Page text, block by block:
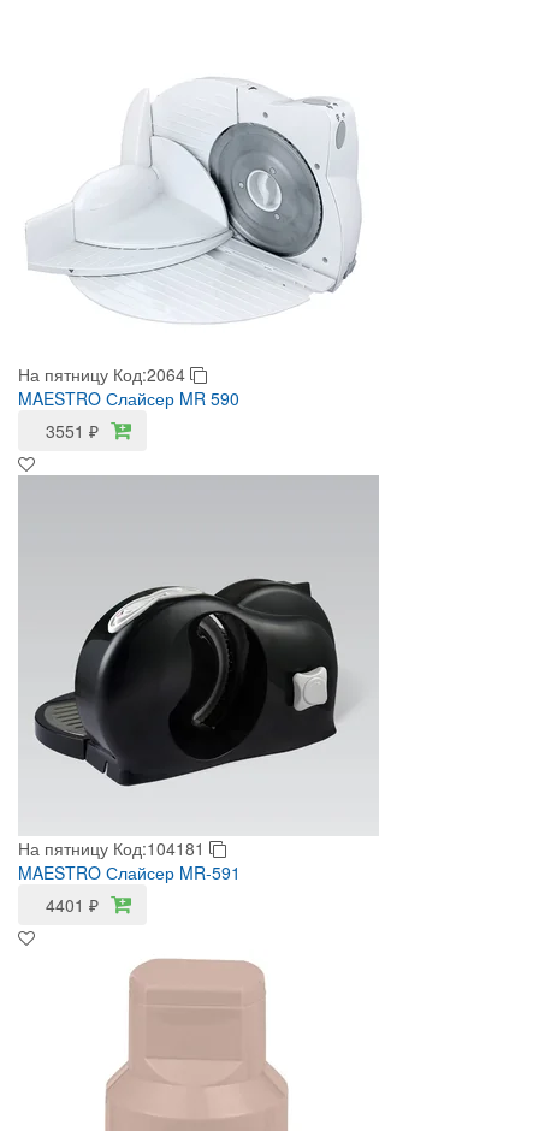
На пятницу Код:2064
MAESTRO Слайсер MR 590
3551 ₽
На пятницу Код:104181
MAESTRO Слайсер MR-591
4401 ₽